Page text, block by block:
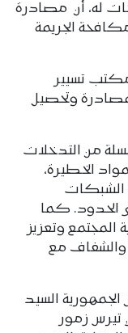
له، أن مصادرة
الجريمة
تسيير
وتحصيل
من التدخلات
الخطيرة،
الشبكات
الحدود. كما
وتعزيز
والشفاف مع
السيد
تيرس زمور